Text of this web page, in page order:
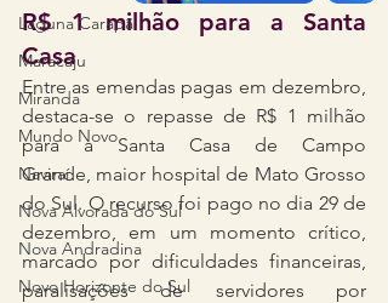
Laguna Carapã
Maracaju
Miranda
Mundo Novo
Naviraí
Nova Alvorada do Sul
Nova Andradina
Novo Horizonte do Sul
R$ 1 milhão para a Santa
Casa
Entre as emendas pagas em dezembro,
destaca-se o repasse de R$ 1 milhão
para a Santa Casa de Campo
Grande, maior hospital de Mato Grosso
do Sul. O recurso foi pago no dia 29 de
dezembro, em um momento crítico,
marcado por dificuldades financeiras,
paralisações de servidores por